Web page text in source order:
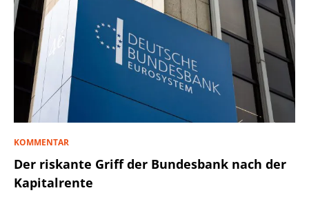
KOMMENTAR
Der riskante Griff der Bundesbank nach der
Kapitalrente